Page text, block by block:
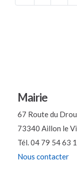
Mairie
67 Route du Drou
73340 Aillon le
Tél. 04 79 54 63
Nous contacter